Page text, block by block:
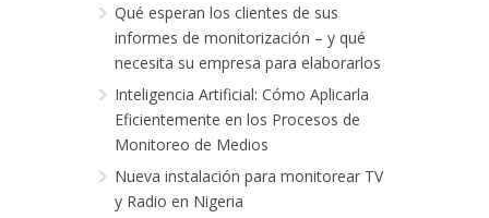
Qué esperan los clientes de sus
informes de monitorización – y qué
necesita su empresa para elaborarlos
Inteligencia Artificial: Cómo Aplicarla
Eficientemente en los Procesos de
Monitoreo de Medios
Nueva instalación para monitorear TV
y Radio en Nigeria